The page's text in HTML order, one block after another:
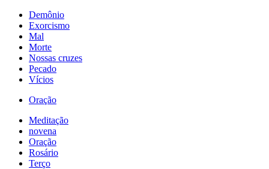
Demônio
Exorcismo
Mal
Morte
Nossas cruzes
Pecado
Vícios
Oração
Meditação
novena
Oração
Rosário
Terço